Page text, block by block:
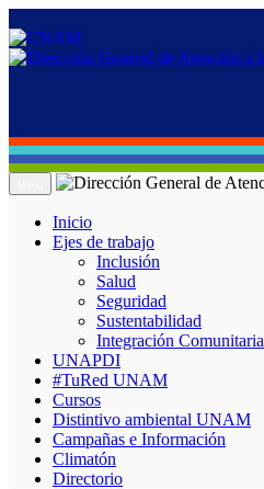
Inicio
Ejes de trabajo
Inclusión
Salud
Seguridad
Sustentabilidad
Integración Comunitaria
UNAPDI
#TuRed UNAM
Cursos
Distintivo ambiental UNAM
Campañas e Información
Climatón
Directorio